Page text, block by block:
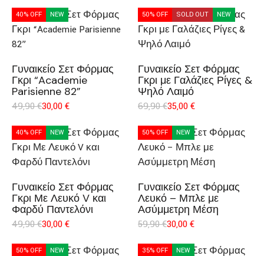
40% OFF NEW
Γυναικείο Σετ Φόρμας
Γκρι “Academie
Parisienne 82”
49,90€30,00€
50% OFF SOLD OUT NEW
Γυναικείο Σετ Φόρμας
Γκρι με Γαλάζιες Ρίγες &
Ψηλό Λαιμό
69,90€35,00€
40% OFF NEW
Γυναικείο Σετ Φόρμας
Γκρι Με Λευκό V και
Φαρδύ Παντελόνι
49,90€30,00€
50% OFF NEW
Γυναικείο Σετ Φόρμας
Λευκό – Μπλε με
Ασύμμετρη Μέση
59,90€30,00€
50% OFF NEW 35% OFF NEW